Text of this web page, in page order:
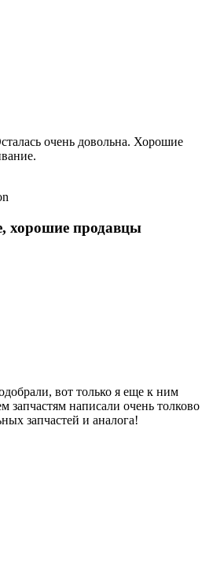
очень довольна. Хорошие
хорошие продавцы
вот только я еще к ним
запчастям написали очень толково
запчастей и аналога!